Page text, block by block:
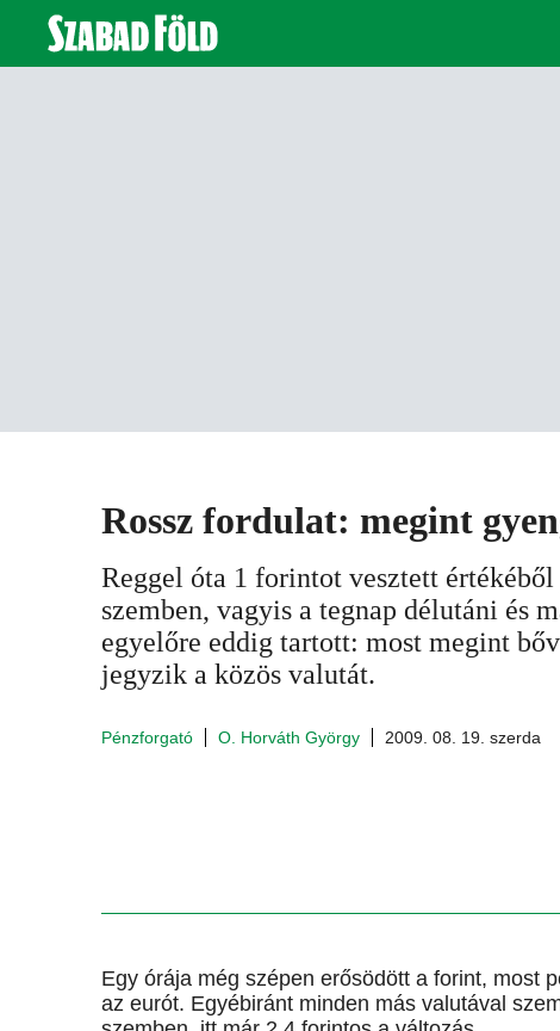
Rossz fordulat: megint
Reggel óta 1 forintot vesztett
szemben, vagyis a tegnap délutáni és
egyelőre eddig tartott: most megint
jegyzik a közös valutát.
Pénzforgató O. Horváth György 2009. 08. 19. szerda
Egy órája még szépen erősödött a forint, most
az eurót. Egyébiránt minden más valutával